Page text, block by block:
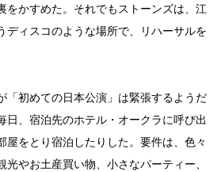
をかすめた。それでもストーンズは、江
ディスコのような場所で、リハーサルを
「初めての日本公演」は緊張するようだ
日、宿泊先のホテル・オークラに呼び出
屋をとり宿泊したりした。要件は、色々
やお土産買い物、小さなパーティー、